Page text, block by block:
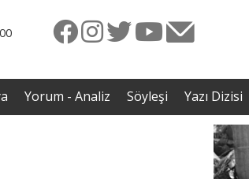
06.08.2026 • Yorum - Analiz
Hakkettiği İlgi ve Hakketmediği
İlgisizlik|Zeki Savaş
Yorum - Analiz Söyleşi Yazı Dizisi